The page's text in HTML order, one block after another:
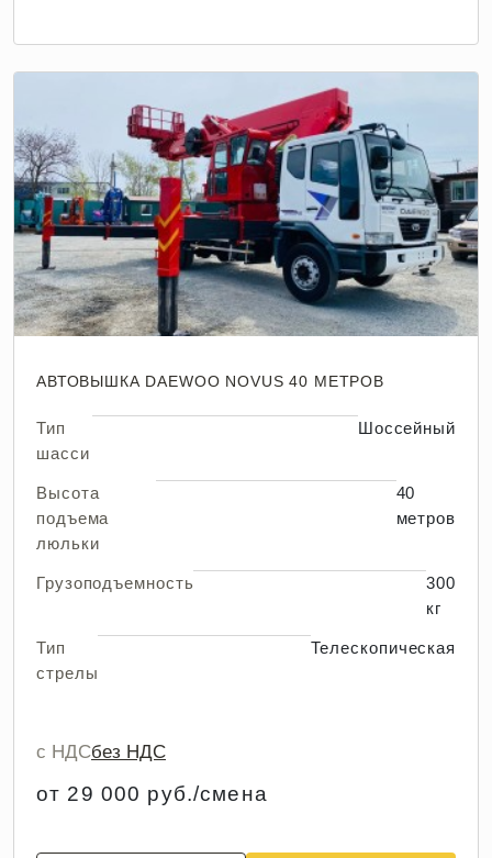
АВТОВЫШКА DAEWOO NOVUS 40 МЕТРОВ
Тип
шасси
Шоссейный
Высота
подъема
люльки
40
метров
Грузоподъемность
300
кг
Тип
стрелы
Телескопическая
с НДСбез НДС
от 29 000 руб./смена